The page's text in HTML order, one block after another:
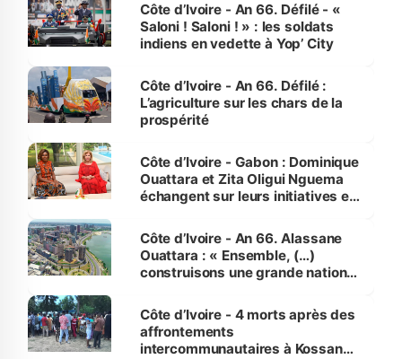
Côte d’Ivoire - An 66. Défilé - «
Saloni ! Saloni ! » : les soldats
indiens en vedette à Yop’ City
Côte d’Ivoire - An 66. Défilé :
L’agriculture sur les chars de la
prospérité
Côte d’Ivoire - Gabon : Dominique
Ouattara et Zita Oligui Nguema
échangent sur leurs initiatives en
enfants
Côte d’Ivoire - An 66. Alassane
Ouattara : « Ensemble, (…)
construisons une grande nation
générations futures »
Côte d’Ivoire - 4 morts après des
affrontements
intercommunautaires à Kossandji